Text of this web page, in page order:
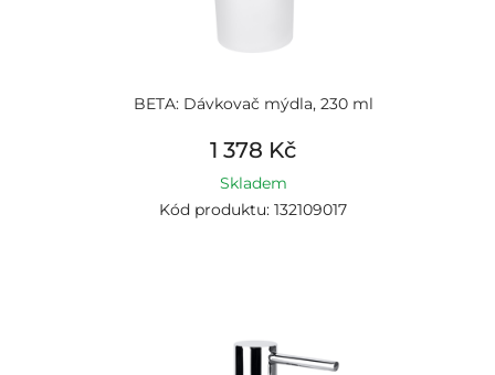
BETA: Dávkovač mýdla, 230 ml
1 378 Kč
Skladem
Kód produktu: 132109017